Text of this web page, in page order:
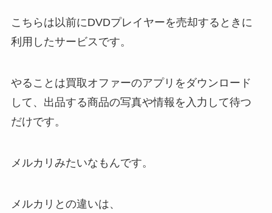
こちらは以前にDVDプレイヤーを売却するときに
利用したサービスです。
やることは買取オファーのアプリをダウンロード
して、出品する商品の写真や情報を入力して待つ
だけです。
メルカリみたいなもんです。
メルカリとの違いは、